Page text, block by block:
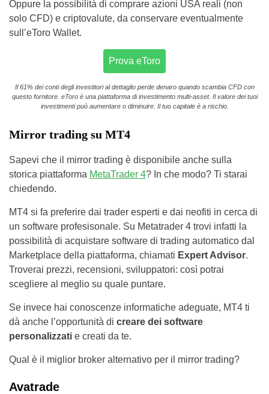
Oppure la possibilità di comprare azioni USA reali (non
solo CFD) e criptovalute, da conservare eventualmente
sull’eToro Wallet.
Prova eToro
Il 61% dei conti degli investitori al dettaglio perde denaro quando scambia CFD con
questo fornitore. eToro è una piattaforma di investimento multi-asset. Il valore dei tuoi
investimenti può aumentare o diminuire. Il tuo capitale è a rischio.
Mirror trading su MT4
Sapevi che il mirror trading è disponibile anche sulla
storica piattaforma MetaTrader 4? In che modo? Ti starai
chiedendo.
MT4 si fa preferire dai trader esperti e dai neofiti in cerca di
un software profesisonale. Su Metatrader 4 trovi infatti la
possibilità di acquistare software di trading automatico dal
Marketplace della piattaforma, chiamati Expert Advisor.
Troverai prezzi, recensioni, sviluppatori: così potrai
scegliere al meglio su quale puntare.
Se invece hai conoscenze informatiche adeguate, MT4 ti
dà anche l’opportunità di creare dei software
personalizzati e creati da te.
Qual è il miglior broker alternativo per il mirror trading?
Avatrade